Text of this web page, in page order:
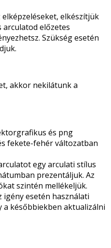
elkészítjük
arculatod előzetes
Szükség esetén
akkor nekilátunk a
és png
fekete-fehér változatban
egy arculati stílus
prezentáljuk. Az
szintén mellékeljük.
esetén használati
későbbiekben aktualizálni